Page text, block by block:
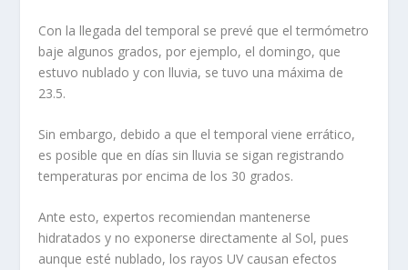
Con la llegada del temporal se prevé que el termómetro
baje algunos grados, por ejemplo, el domingo, que
estuvo nublado y con lluvia, se tuvo una máxima de
23.5.
Sin embargo, debido a que el temporal viene errático,
es posible que en días sin lluvia se sigan registrando
temperaturas por encima de los 30 grados.
Ante esto, expertos recomiendan mantenerse
hidratados y no exponerse directamente al Sol, pues
aunque esté nublado, los rayos UV causan efectos